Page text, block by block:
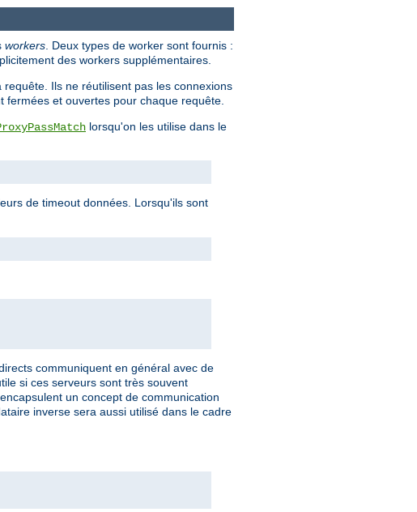
workers . Deux types de worker sont fournis :
des workers supplémentaires.
Ils ne réutilisent pas les connexions
et ouvertes pour chaque requête.
lorsqu'on les utilise dans le
de timeout données. Lorsqu'ils sont
communiquent en général avec de
si ces serveurs sont très souvent
un concept de communication
inverse sera aussi utilisé dans le cadre